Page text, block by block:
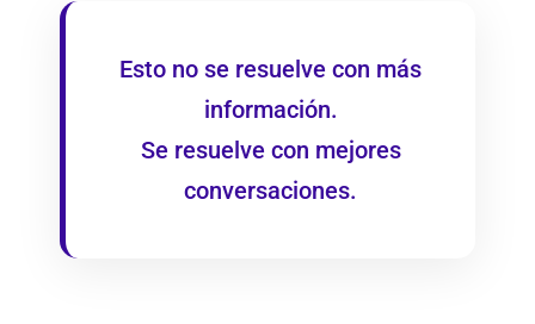
Esto no se resuelve con más
información.
Se resuelve con mejores
conversaciones.